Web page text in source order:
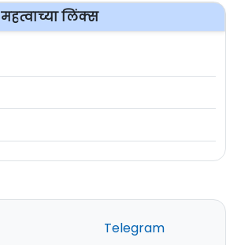
महत्वाच्या लिंक्स
Telegram